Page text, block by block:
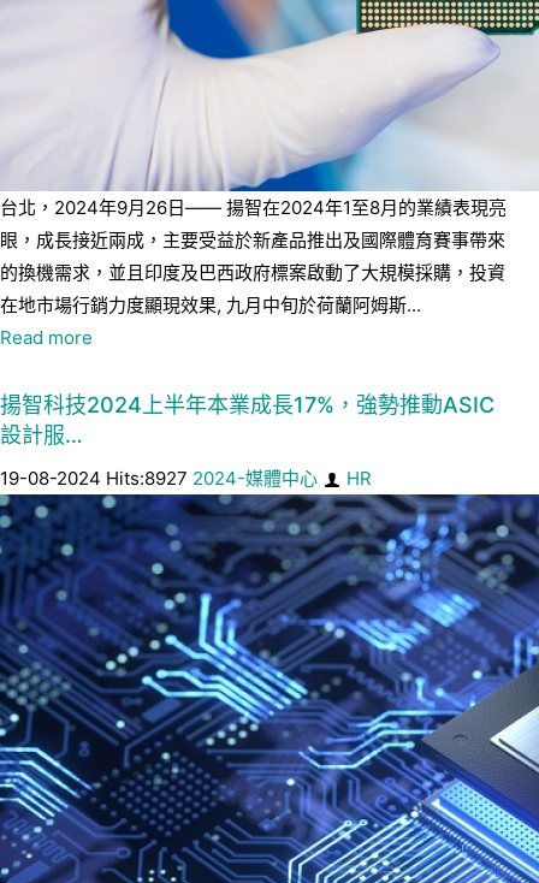
台北，2024年9月26日—— 揚智在2024年1至8月的業績表現亮
眼，成長接近兩成，主要受益於新產品推出及國際體育賽事帶來
的換機需求，並且印度及巴西政府標案啟動了大規模採購，投資
在地市場行銷力度顯現效果, 九月中旬於荷蘭阿姆斯...
Read more
揚智科技2024上半年本業成長17%，強勢推動ASIC
設計服…
19-08-2024 Hits:8927 2024-媒體中心 HR